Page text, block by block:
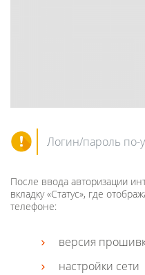
Логин/пароль по-
После ввода авторизации
вкладку «Статус», где
телефоне:
версия
настройки сети